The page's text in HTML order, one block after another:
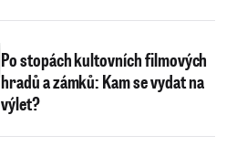
Po stopách kultovních filmových
hradů a zámků: Kam se vydat na
výlet?